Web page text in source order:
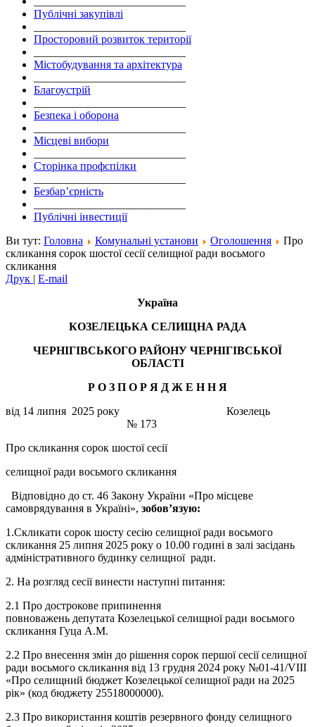
Публічні закупівлі
Просторовий розвиток території
Містобудування та архітектура
Благоустрій
Безпека і оборона
Місцеві вибори
Сторінка профспілки
Безбар’єрність
Публічні інвестиції
Ви тут: Головна Комунальні установи Оголошення
Про
скликання сорок шостої сесії селищної ради восьмого
скликання
Друк | E-mail
Україна
КОЗЕЛЕЦЬКА СЕЛИЩНА РАДА
ЧЕРНІГІВСЬКОГО РАЙОНУ ЧЕРНІГІВСЬКОЇ
ОБЛАСТІ
Р О З П О Р Я Д Ж Е ННЯ
від 14 липня 2025 року Козелець
№ 173
Про скликання сорок шостої сесії
селищної ради восьмого скликання
Відповідно до ст. 46 Закону України «Про місцеве
самоврядування в Україні», зобов’язую:
1.Скликати сорок шосту сесію селищної ради восьмого
скликання 25 липня 2025 року о 10.00 годині в залі засідань
адміністративного будинку селищної ради.
2. На розгляд сесії винести наступні питання:
2.1 Про дострокове припинення
повноважень депутата Козелецької селищної ради восьмого
скликання Гуца А.М.
2.2 Про внесення змін до рішення сорок першої сесії селищної
ради восьмого скликання від 13 грудня 2024 року №01-41/VIII
«Про селищний бюджет Козелецької селищної ради на 2025
рік» (код бюджету 25518000000).
2.3 Про використання коштів резервного фонду селищного